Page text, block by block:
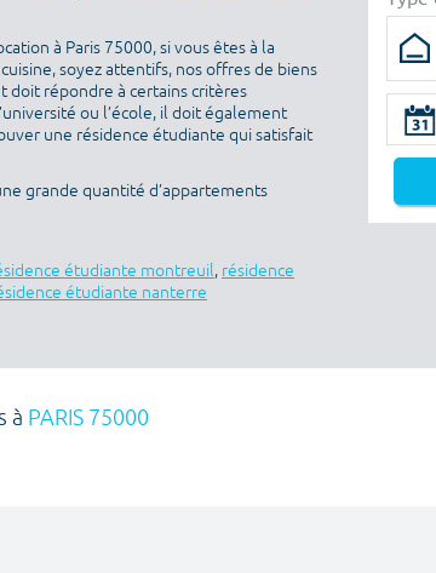
à Paris 75000, si vous êtes à la
soyez attentifs, nos offres de biens
doit répondre à certains critères
ou l’école, il doit également
une résidence étudiante qui satisfait
grande quantité d’appartements
étudiante montreuil, résidence
étudiante nanterre
à PARIS 75000